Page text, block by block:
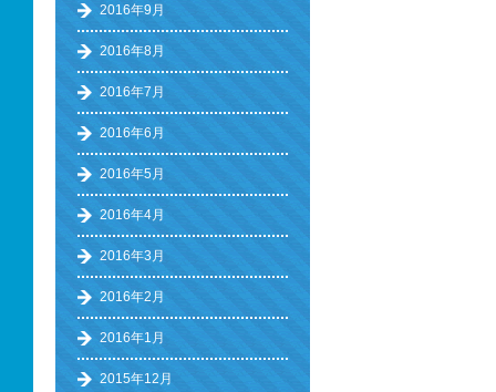
2016年9月
2016年8月
2016年7月
2016年6月
2016年5月
2016年4月
2016年3月
2016年2月
2016年1月
2015年12月